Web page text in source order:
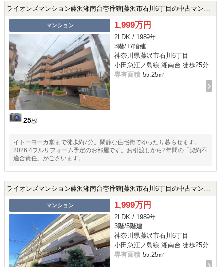
マンション
25枚
1,999万円
2LDK / 1989年
3階/17階建
神奈川県藤沢市石川6丁目
小田急江ノ島線 湘南台 徒歩25分
専有面積 55.25㎡
イトーヨーカ堂まで徒歩約7分。閑静な住宅街でゆったり暮らせます。
2026.4フルリフォーム予定のお部屋です。お引渡しから2年間の「契約不
適合責任」がございます。
マンション 1,999万円
2LDK / 1989年
3階/5階建
神奈川県藤沢市石川6丁目
小田急江ノ島線 湘南台 徒歩25分
専有面積 55.25㎡